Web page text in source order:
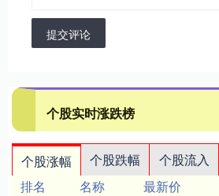
提交评论
个股实时涨跌榜
个股涨幅 个股跌幅 个股流入
排名
名称 最新价